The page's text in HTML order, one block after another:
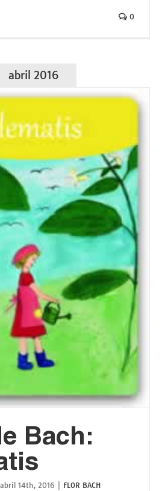
0
abril 2016
Bach:
abril 14th, 2016 FLOR BACH